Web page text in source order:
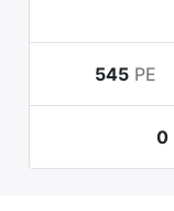
545 PE
0